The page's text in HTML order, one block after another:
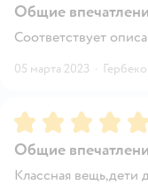
Общие
Соответствует
05 марта 2023 ·
Рейтинг:5
Общие
Классная вещь,дети